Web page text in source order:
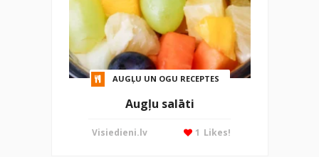
AUGĻU UN OGU RECEPTES
Augļu salāti
Visiedieni.lv Likes!
1